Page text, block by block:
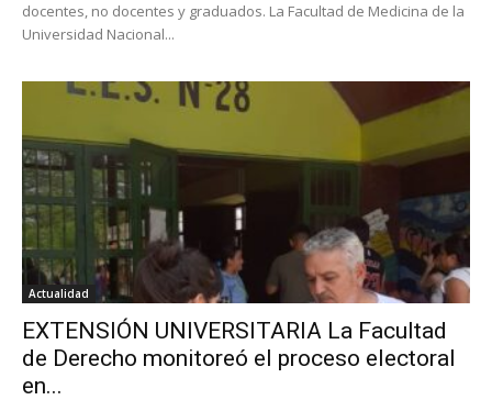
docentes, no docentes y graduados. La Facultad de Medicina de la
Universidad Nacional...
Actualidad
EXTENSIÓN UNIVERSITARIA La Facultad
de Derecho monitoreó el proceso electoral
en...